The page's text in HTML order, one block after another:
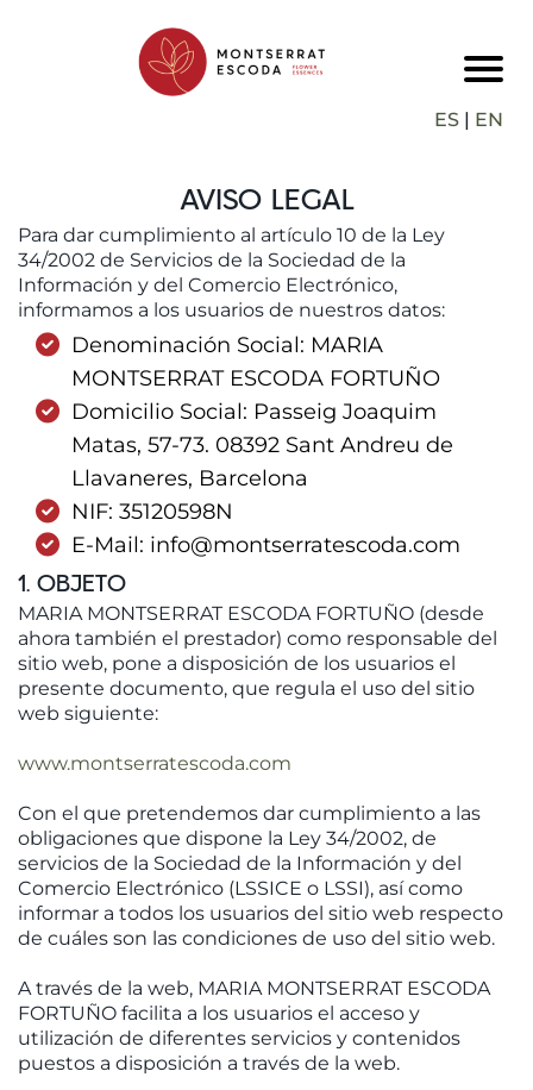
ES | EN
AVISO LEGAL
Para dar cumplimiento al artículo 10 de la Ley
34/2002 de Servicios de la Sociedad de la
Información y del Comercio Electrónico,
informamos a los usuarios de nuestros datos:
Denominación Social: MARIA
MONTSERRAT ESCODA FORTUÑO
Domicilio Social: Passeig Joaquim
Matas, 57-73. 08392 Sant Andreu de
Llavaneres, Barcelona
NIF: 35120598N
E-Mail: info@montserratescoda.com
1. OBJETO
MARIA MONTSERRAT ESCODA FORTUÑO (desde
ahora también el prestador) como responsable del
sitio web, pone a disposición de los usuarios el
presente documento, que regula el uso del sitio
web siguiente:
www.montserratescoda.com
Con el que pretendemos dar cumplimiento a las
obligaciones que dispone la Ley 34/2002, de
servicios de la Sociedad de la Información y del
Comercio Electrónico (LSSICE o LSSI), así como
informar a todos los usuarios del sitio web respecto
de cuáles son las condiciones de uso del sitio web.
A través de la web, MARIA MONTSERRAT ESCODA
FORTUÑO facilita a los usuarios el acceso y
utilización de diferentes servicios y contenidos
puestos a disposición a través de la web.